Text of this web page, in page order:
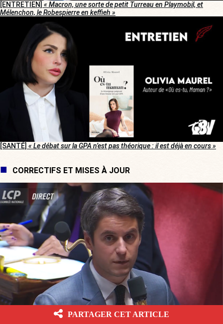
[ENTRETIEN] « Macron, une sorte de petit Turreau en Playmobil, et
Mélenchon, le Robespierre en keffieh »
[SANTÉ] « Le débat sur la GPA n’est pas théorique : il est déjà en cours »
CORRECTIFS ET MISES À JOUR
PARTAGER CET ARTICLE